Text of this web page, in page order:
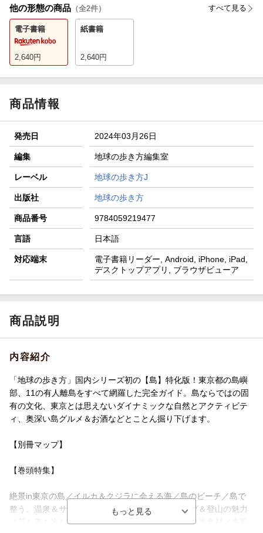
他の形態の商品 （全2件） すべて見る
電子書籍
2,640円
紙書籍
2,640円
商品情報
発売日 2024年03月26日
編集 地球の歩き方編集室
レーベル 地球の歩き方J
出版社 地球の歩き方
商品番号 9784059219477
言語 日本語
対応端末
電子書籍リーダー, Android, iPhone, iPad,
デスクトップアプリ, ブラウザビューア
商品説明
内容紹介
「地球の歩き方」国内シリーズ初の【島】特化版！東京都の島嶼
部、11の有人離島をすべて網羅した完全ガイド。島ならではの固
有の文化、東京とは思えないダイナミックな自然とアクティビテ
ィ、奥深い島グルメ＆お酒などとことん掘り下げます。
【別冊マップ】
【巻頭特集】
絶景in東京の島／イルカ＆クジラに会える海／島のビーチ／島で
整う。温泉＆サウナ／星空ガイド／島トレッキング＆登山の魅力
／芋も麦も米も！焼酎パラダイス／島グルメ＆ご当地食材／牛乳